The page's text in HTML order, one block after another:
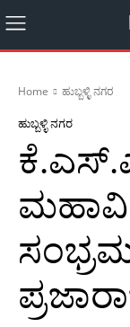
Home ಹುಬ್ಬಳ್ಳಿ ನಗರ
ಹುಬ್ಬಳ್ಳಿ ನಗರ